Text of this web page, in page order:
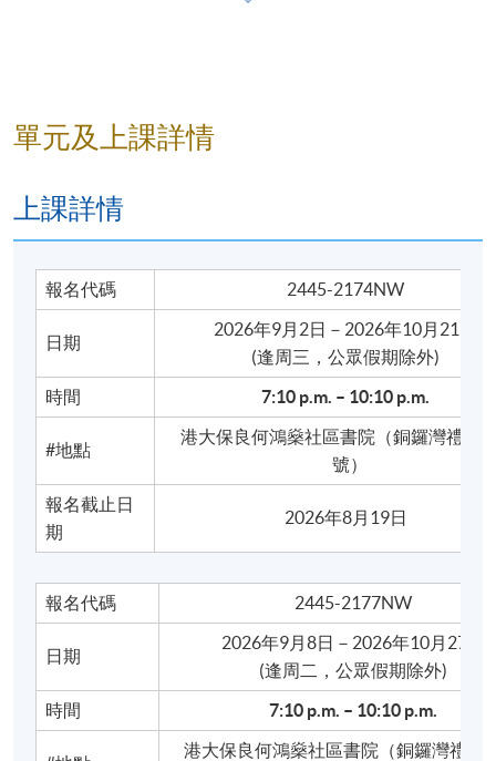
通
＊問路
八
食在香
港
＊點餐與
訂座
授課教師：
教學材料 ：由任課老師自行編撰，內容均以粵拼
(Jyutping)標音。
：完成課程後，學員應能對粵拼、廣東話詞
彙及語法特色有所掌握，並能運用廣東話進行上述生
活內容的交流。
單元及上課詳情
上課詳情
報名代碼 2445-2174NW
日期
2026年9月2日－2026年10月21日
​(逢周三，公眾假期除外)
時間
7:10 p.m. – 10:10 p.m.
#地點
港大保良何鴻燊社區書院（銅鑼灣禮頓
號）
報名截止日
期
2026年8月19日
報名代碼 2445-2177NW
日期
2026年9月8日－2026年10月27日
​(逢周二，公眾假期除外)
時間
7:10 p.m. – 10:10 p.m.
港大保良何鴻燊社區書院（銅鑼灣禮頓